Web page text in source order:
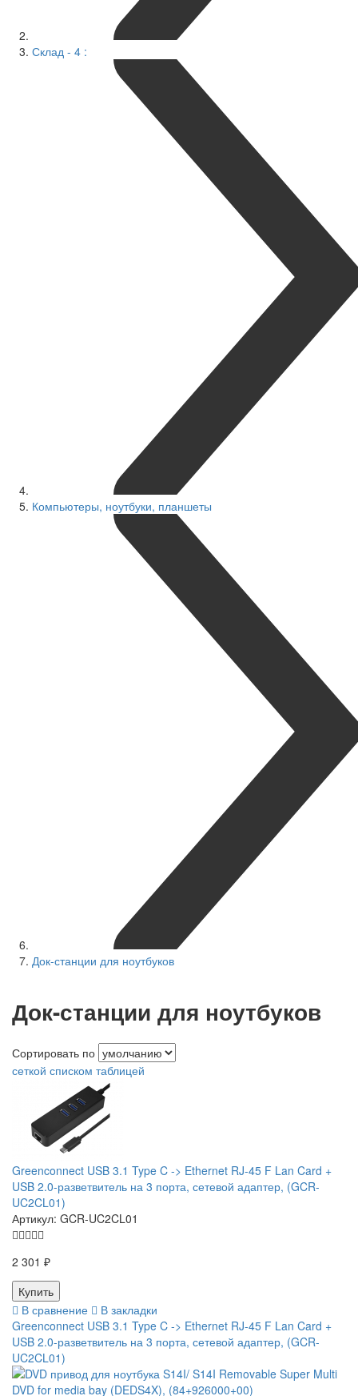
Склад - 4 :
Компьютеры, ноутбуки, планшеты
Док-станции для ноутбуков
Док-станции для ноутбуков
Сортировать по
сеткой списком таблицей
Greenconnect USB 3.1 Type C -> Ethernet RJ-45 F Lan Card +
USB 2.0-разветвитель на 3 порта, сетевой адаптер, (GCR-
UC2CL01)
Артикул: GCR-UC2CL01
2 301 ₽
В сравнение
В закладки
Greenconnect USB 3.1 Type C -> Ethernet RJ-45 F Lan Card +
USB 2.0-разветвитель на 3 порта, сетевой адаптер, (GCR-
UC2CL01)